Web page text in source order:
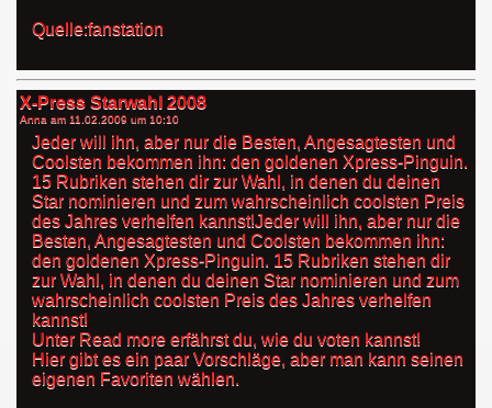
Quelle:fanstation
X-Press Starwahl 2008
Anna am 11.02.2009 um 10:10
Jeder will ihn, aber nur die Besten, Angesagtesten und
Coolsten bekommen ihn: den goldenen Xpress-Pinguin.
15 Rubriken stehen dir zur Wahl, in denen du deinen
Star nominieren und zum wahrscheinlich coolsten Preis
des Jahres verhelfen kannst!Jeder will ihn, aber nur die
Besten, Angesagtesten und Coolsten bekommen ihn:
den goldenen Xpress-Pinguin. 15 Rubriken stehen dir
zur Wahl, in denen du deinen Star nominieren und zum
wahrscheinlich coolsten Preis des Jahres verhelfen
kannst!
Unter Read more erfährst du, wie du voten kannst!
Hier gibt es ein paar Vorschläge, aber man kann seinen
eigenen Favoriten wählen.